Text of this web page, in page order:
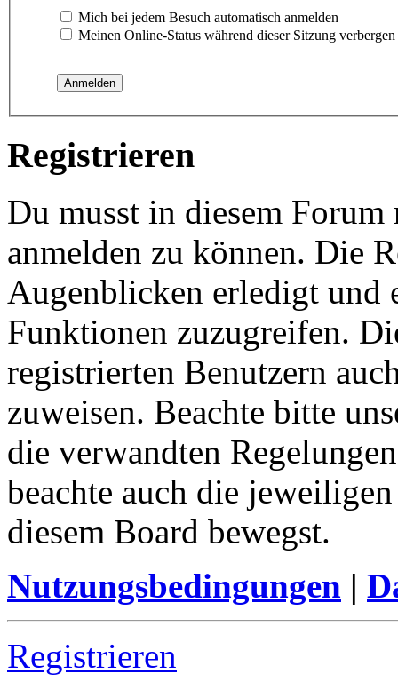
Mich bei jedem Besuch automatisch anmelden
Meinen Online-Status während dieser Sitzung verbergen
Registrieren
Du musst in diesem
anmelden zu können. Die
Augenblicken erledigt und
Funktionen zuzugreifen.
registrierten Benutzern
zuweisen. Beachte bitte
die verwandten
beachte auch die
diesem Board bewegst.
Nutzungsbedingungen |
Registrieren